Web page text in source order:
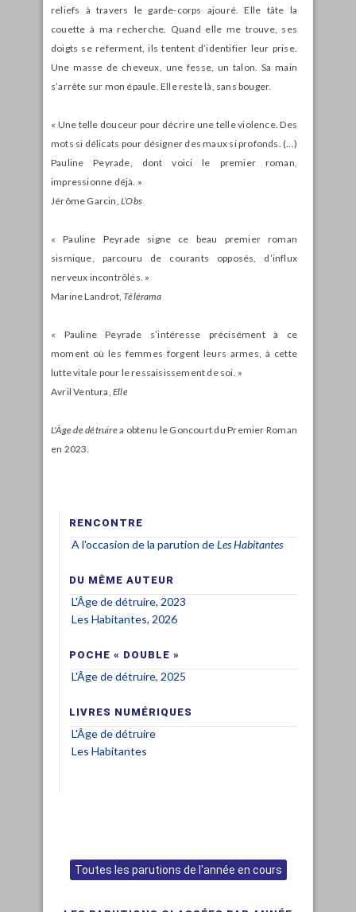
reliefs à travers le garde-corps ajouré. Elle tâte la
couette à ma recherche. Quand elle me trouve, ses
doigts se referment, ils tentent d’identifier leur prise.
Une masse de cheveux, une fesse, un talon. Sa main
s’arrête sur mon épaule. Elle reste là, sans bouger.
« Une telle douceur pour décrire une telle violence. Des
mots si délicats pour désigner des maux si profonds. (...)
Pauline Peyrade, dont voici le premier roman,
impressionne déjà. »
Jérôme Garcin, L’Obs
« Pauline Peyrade signe ce beau premier roman
sismique, parcouru de courants opposés, d’influx
nerveux incontrôlés. »
Marine Landrot,Télérama
« Pauline Peyrade s’intéresse précisément à ce
moment où les femmes forgent leurs armes, à cette
lutte vitale pour le ressaisissement de soi. »
Avril Ventura, Elle
L'Âge de détruirea obtenu le Goncourt du Premier Roman
en 2023.
RENCONTRE
A l'occasion de la parution deLes Habitantes
DU MÊME AUTEUR
L'Âge de détruire, 2023
Les Habitantes, 2026
POCHE « DOUBLE »
L'Âge de détruire, 2025
LIVRES NUMÉRIQUES
L'Âge de détruire
Les Habitantes
Toutes les parutions de l'année en cours